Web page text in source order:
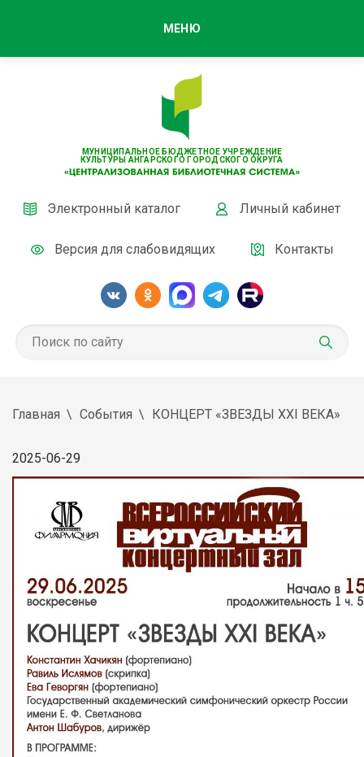
МУНИЦИПАЛЬНОЕ БЮДЖЕТНОЕ УЧРЕЖДЕНИЕ
КУЛЬТУРЫ АНГАРСКОГО ГОРОДСКОГО ОКРУГА
Электронный каталог Личный кабинет
Версия для слабовидящих Контакты
МЕНЮ
Главная События КОНЦЕРТ «ЗВЕЗДЫ XXI ВЕКА»
2025-06-29